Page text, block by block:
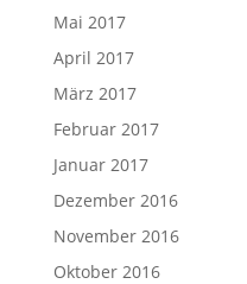
Mai 2017
April 2017
März 2017
Februar 2017
Januar 2017
Dezember 2016
November 2016
Oktober 2016